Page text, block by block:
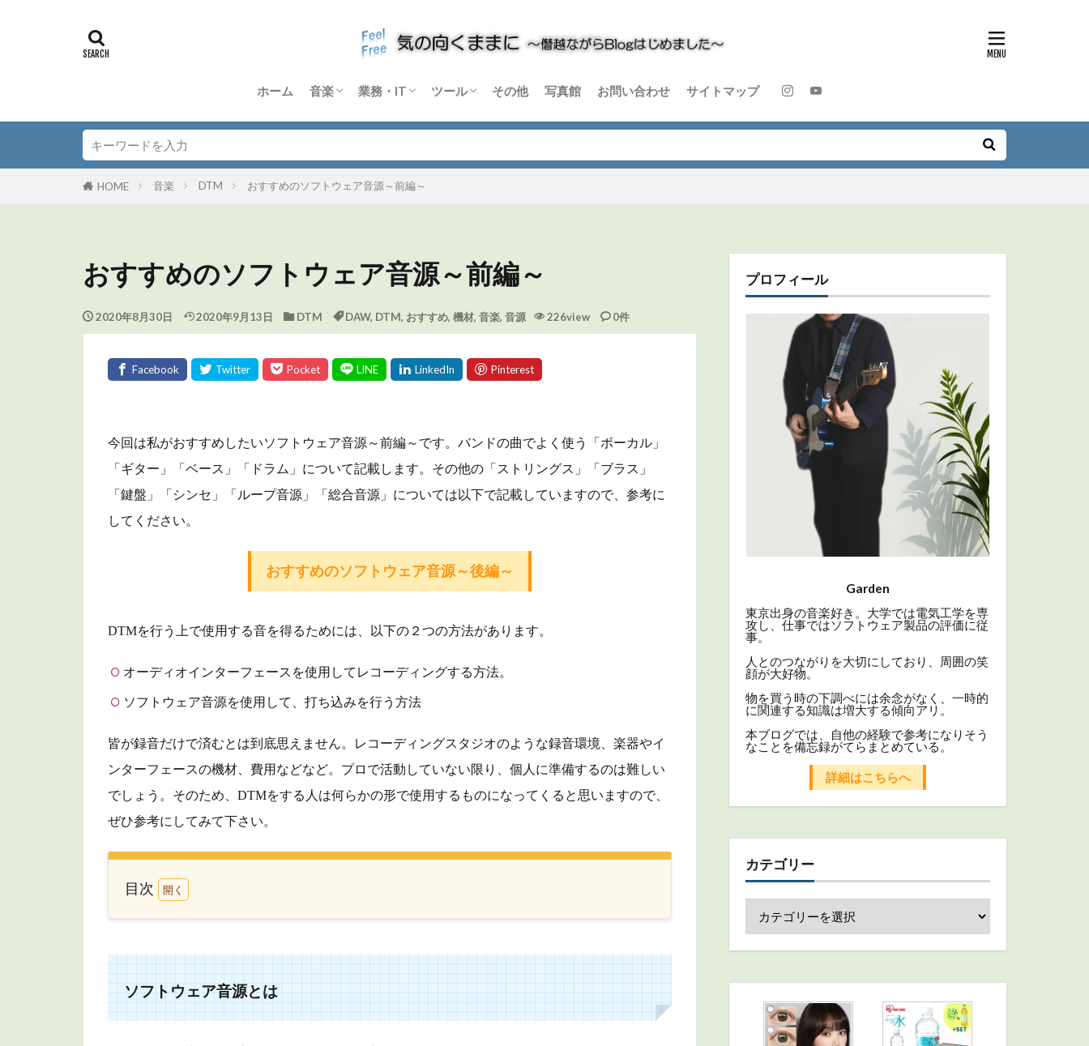
ホーム 音楽
DTM
Dorico
Anagram
Quad Cortex
TD-50SC-X
その他 音楽機材
音楽理論
業務・IT
Windows
Python
その他 業務・IT
ツール
Blender
DaVinci Resolve
Sikuli X
Dify
その他 ソフトウェア
ハードウェア
その他 写真館 お問い合わせ サイトマップ
HOME 音楽 DTM おすすめのソフトウェア音源～前編～
おすすめのソフトウェア音源～前編～
2020年8月30日 2020年9月13日 DTM DAW, DTM, おすすめ, 機材, 音楽, 音源 226view 0件
今回は私がおすすめしたいソフトウェア音源～前編～ です。バンドの曲でよく使う「ボーカル」
「ギター」「ベース」「ドラム」について記載します。 その他の「ストリングス」「ブラス」
「鍵盤」「シンセ」「ループ音源」「総合音源」については以下で記載していますので、参考に
してください。
おすすめのソフトウェア音源～後編～
DTMを行う上で使用する音を得るためには、以下の２つの方法があります。
オーディオインターフェースを使用してレコーディングする方法。
ソフトウェア音源を使用して、打ち込みを行う方法
皆が録音だけで済むとは到底思えません。レコーディングスタジオのような録音環境、楽器やイ
ンターフェースの機材、費用などなど。プロで活動していない限り、個人に準備するのは難しい
でしょう。そのため、DTMをする人は何らかの形で使用するものになってくると思いますので、
ぜひ参考にしてみて下さい。
目次
フ
ト
ウ
ェ
ソフトウェア音源とは
プロフィール
Garden
東京出身の音楽好き。大学では電気工学を専
攻し、仕事ではソフトウェア製品の評価に従
事。
人とのつながりを大切にしており、周囲の笑
顔が大好物。
物を買う時の下調べには余念がなく、一時的
に関連する知識は増大する傾向アリ。
本ブログでは、自他の経験で参考になりそう
なことを備忘録がてらまとめている。
詳細はこちらへ
カテゴリー